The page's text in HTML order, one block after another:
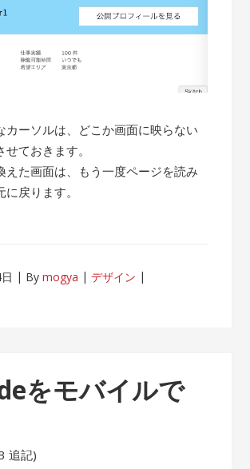
カーソルは、どこか画面に映らない
ておきます。
えた画面は、もう一度ページを読み
戻ります。
Bymogya
デザイン
をモバイルで
追記)